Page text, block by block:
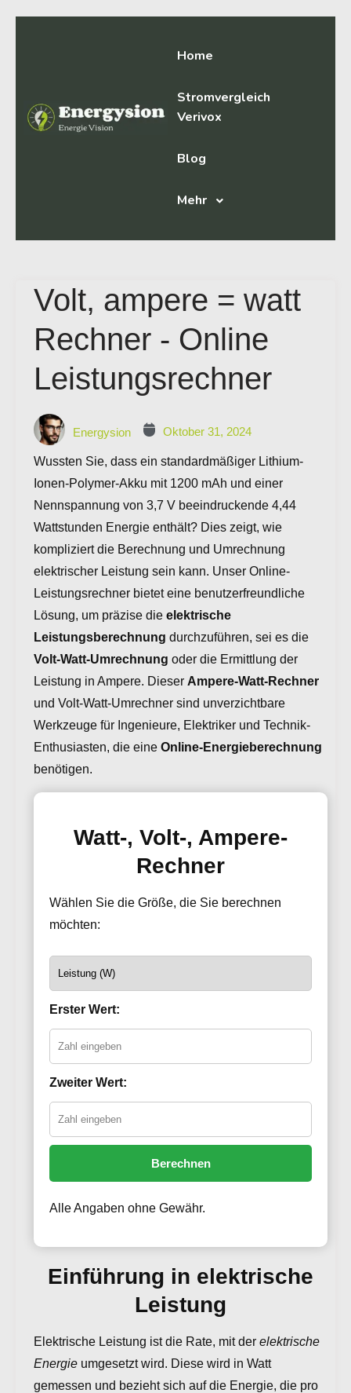
Home
Stromvergleich
Verivox
Blog
Mehr
Volt, ampere = watt
Rechner - Online
Leistungsrechner
Energysion Oktober 31, 2024
Wussten Sie, dass ein standardmäßiger Lithium-
Ionen-Polymer-Akku mit 1200 mAh und einer
Nennspannung von 3,7 V beeindruckende 4,44
Wattstunden Energie enthält? Dies zeigt, wie
kompliziert die Berechnung und Umrechnung
elektrischer Leistung sein kann. Unser Online-
Leistungsrechner bietet eine benutzerfreundliche
Lösung, um präzise die elektrische
Leistungsberechnung durchzuführen, sei es die
Volt-Watt-Umrechnung oder die Ermittlung der
Leistung in Ampere. Dieser Ampere-Watt-Rechner
und Volt-Watt-Umrechner sind unverzichtbare
Werkzeuge für Ingenieure, Elektriker und Technik-
Enthusiasten, die eine Online-Energieberechnung
benötigen.
Watt-, Volt-, Ampere-
Rechner
Wählen Sie die Größe, die Sie berechnen
möchten:
Erster Wert:
Zweiter Wert:
Berechnen
Alle Angaben ohne Gewähr.
Einführung in elektrische
Leistung
Elektrische Leistung ist die Rate, mit der elektrische
Energie umgesetzt wird. Diese wird in Watt
gemessen und bezieht sich auf die Energie, die pro